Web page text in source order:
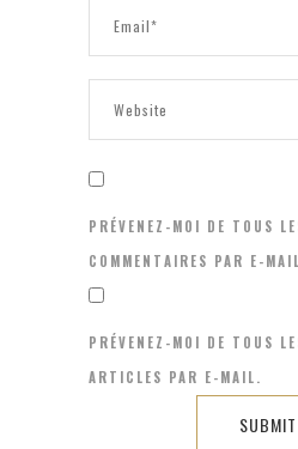
PRÉVENEZ-MOI DE TOUS
COMMENTAIRES PAR E-
PRÉVENEZ-MOI DE TOUS
ARTICLES PAR E-MAIL.